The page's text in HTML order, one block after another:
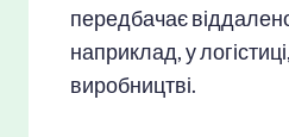
передбачає
наприклад, у
виробництві.